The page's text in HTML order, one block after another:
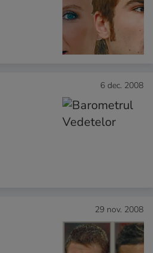
6 dec. 2008
29 nov. 2008